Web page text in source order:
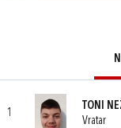
1
TONI
Vratar